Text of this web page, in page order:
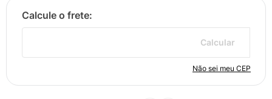
Não sei meu CEP
Calcular